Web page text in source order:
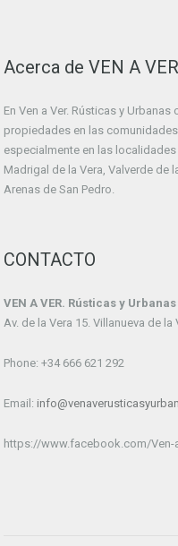
Acerca de VEN A VER
En Ven a Ver. Rústicas y
propiedades en las
especialmente en las localidades
Madrigal de la Vera, Valverde de
Arenas de San Pedro.
CONTACTO
VEN A VER. Rústicas y Urbanas
Av. de la Vera 15. Villanueva de la
Phone: +34 666 621 292
Email:
https://www.facebook.com/Ven-